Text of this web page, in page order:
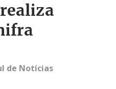
de Notícias